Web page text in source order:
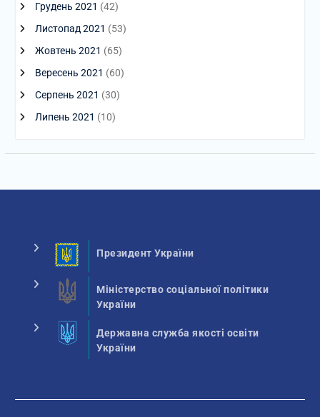
Грудень 2021 (42)
Листопад 2021 (53)
Жовтень 2021 (65)
Вересень 2021 (60)
Серпень 2021 (30)
Липень 2021 (10)
Президент України
Міністерство соціальної політики
України
Державна служба якості освіти
України